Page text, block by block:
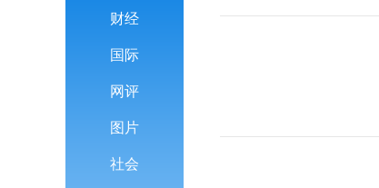
财经
国际
网评
图片
社会